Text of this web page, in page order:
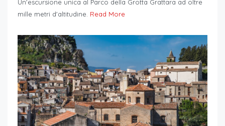
Un'escursione unica al Parco della Grotta Grattara ad oltre
mille metri d'altitudine. Read More